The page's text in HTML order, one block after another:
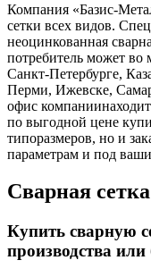
Компания «Базис-
сетки всех видов.
неоцинкованная
потребитель может
Санкт-Петербурге,
Перми, Ижевске,
офис
по выгодной цене
типоразмеров, но и
параметрам и под ваши
Сварная
Купить сварную
производства или